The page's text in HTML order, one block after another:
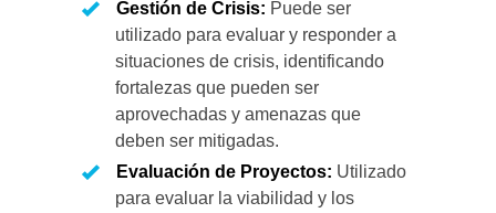
Gestión de Crisis: Puede ser
utilizado para evaluar y responder a
situaciones de crisis, identificando
fortalezas que pueden ser
aprovechadas y amenazas que
deben ser mitigadas.
Evaluación de Proyectos: Utilizado
para evaluar la viabilidad y los